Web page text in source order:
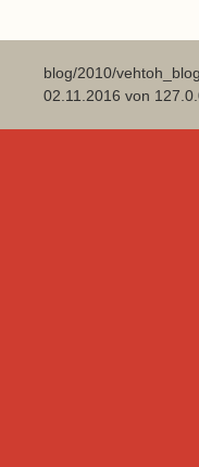
blog/2010/
02.11.2016 von